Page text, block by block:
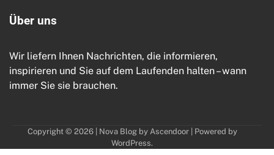
Über uns
Wir liefern Ihnen Nachrichten, die informieren,
inspirieren und Sie auf dem Laufenden halten – wann
immer Sie sie brauchen.
Copyright © 2026 | Nova Blog by Ascendoor| Powered by
WordPress.